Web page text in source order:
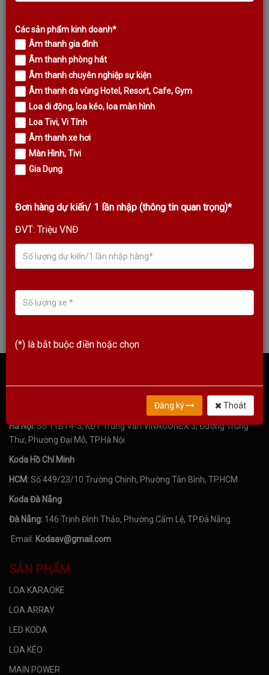
TIN TỨC MỚI NHẤT
Hà Nội:Số 11BT4-3, KĐT Trung Văn VINACONEX 3, Đường Trung
Thư, Phường Đại Mỗ, TP.Hà Nội
Koda Hồ Chí Minh
HCM:Số 449/23/10 Trường Chinh, Phường Tân Bình, TP.HCM
Koda Đà Nẵng
Đà Nẵng: 146 Trịnh Đình Thảo, Phường Cẩm Lệ, TP.Đà Nẵng
Email: Kodaav@gmail.com
SẢN PHẨM
LOA KARAOKE
LOA ARRAY
LED KODA
LOA KÉO
MAIN POWER
Các sản phẩm kinh doanh*
Âm thanh gia đình
Âm thanh phòng hát
Âm thanh chuyên nghiệp sự kiện
Âm thanh đa vùng Hotel, Resort, Cafe, Gym
Loa di động, loa kéo, loa màn hình
Loa Tivi, Vi Tính
Âm thanh xe hơi
Màn Hình, Tivi
Gia Dụng
Đơn hàng dự kiến/ 1 lần nhập (thông tin quan trọng)*
ĐVT: Triệu VNĐ
(*) là bắt buộc điền hoặc chọn
Đăng ký Thoát